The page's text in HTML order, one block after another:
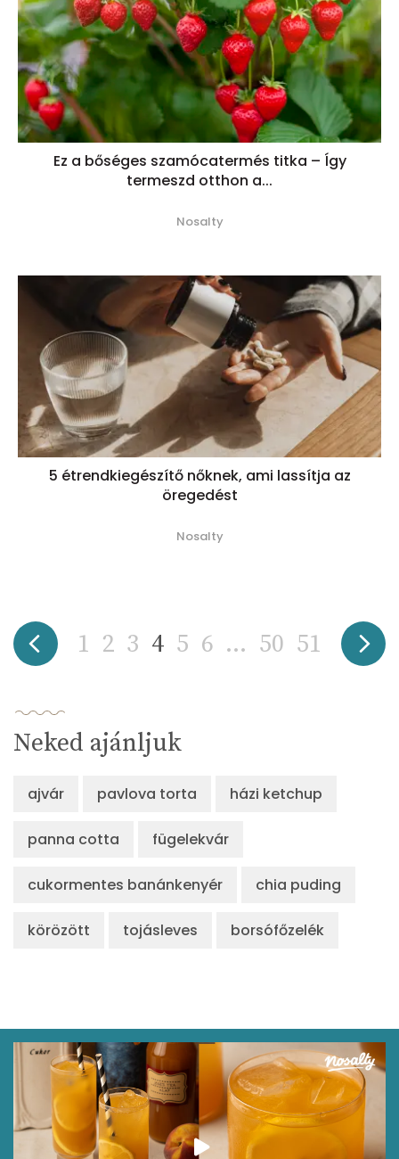
Ez a bőséges szamócatermés titka – Így
termeszd otthon a...
Nosalty
5 étrendkiegészítő nőknek, ami lassítja az
öregedést
Nosalty
1 2 3 4 5 6 ... 50 51
Neked ajánljuk
ajvár pavlova torta házi ketchup
panna cotta fügelekvár
cukormentes banánkenyér chia puding
körözött tojásleves borsófőzelék